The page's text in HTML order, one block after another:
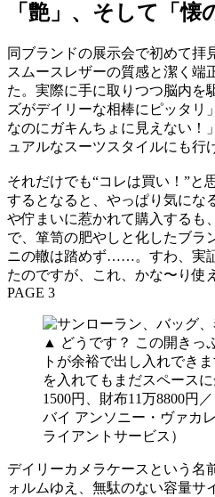
「艶」、そして「懐
同ブランドの展示会で初めて拝
スムースレザーの質感と潔く端
た。実際に手に取りつつ脳内を
ズがデイリーな相棒にピッタリ
なのにガキんちょに見えない！
ュアルなスーツスタイルにも行
それだけでも“コレは買い！”と
するとなると、やっぱり気にな
や佇まいに惹かれて購入する
で、箪笥の肥やしと化したブラ
ニの轍は踏めず……。すわ、実
たのですが、これ、かな〜り使
PAGE 3
▲ どうです？ この開きっ
トが余裕で出し入れでき
を入れてもまだスペース
1500円、財布11万8800円
バイ アンソニー・ヴァカ
ライアントサービス）
デイリーカメラケースという名
ォルムゆえ、無駄のない容量サ